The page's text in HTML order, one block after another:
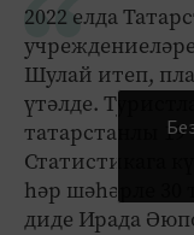
2022 елда
Шулай итеп,
үтәлде.
татарстанлы 19
Статистикага
һәр шәһәрле 30
диде Ирада